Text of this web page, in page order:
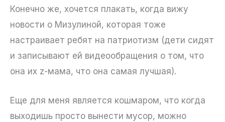
Конечно же, хочется плакать, когда вижу
новости о Мизулиной, которая тоже
настраивает ребят на патриотизм (дети сидят
и записывают ей видеообращения о том, что
она их z-мама, что она самая лучшая).
Еще для меня является кошмаром, что когда
выходишь просто вынести мусор, можно